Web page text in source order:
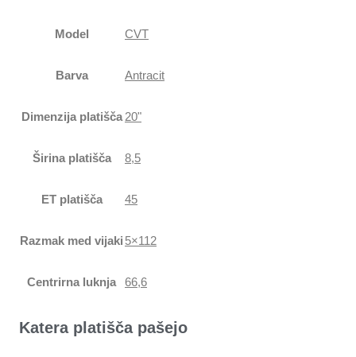
Model CVT
Barva Antracit
Dimenzija platišča 20"
Širina platišča 8,5
ET platišča 45
Razmak med vijaki 5×112
Centrirna luknja 66,6
Katera platišča pašejo